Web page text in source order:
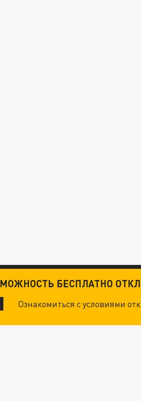
БЕСПЛАТНО
Ознакомиться с условиями